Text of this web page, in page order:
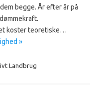
begge. År efter år på
koster teoretiske…
»
Landbrug